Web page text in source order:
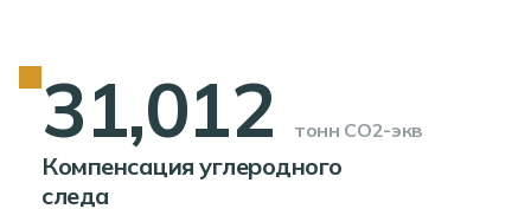
31,012 тонн СО2-экв
Компенсация углеродного
следа